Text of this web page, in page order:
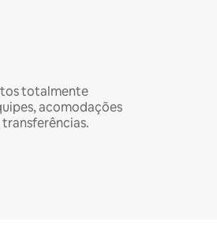
totalmente
acomodações